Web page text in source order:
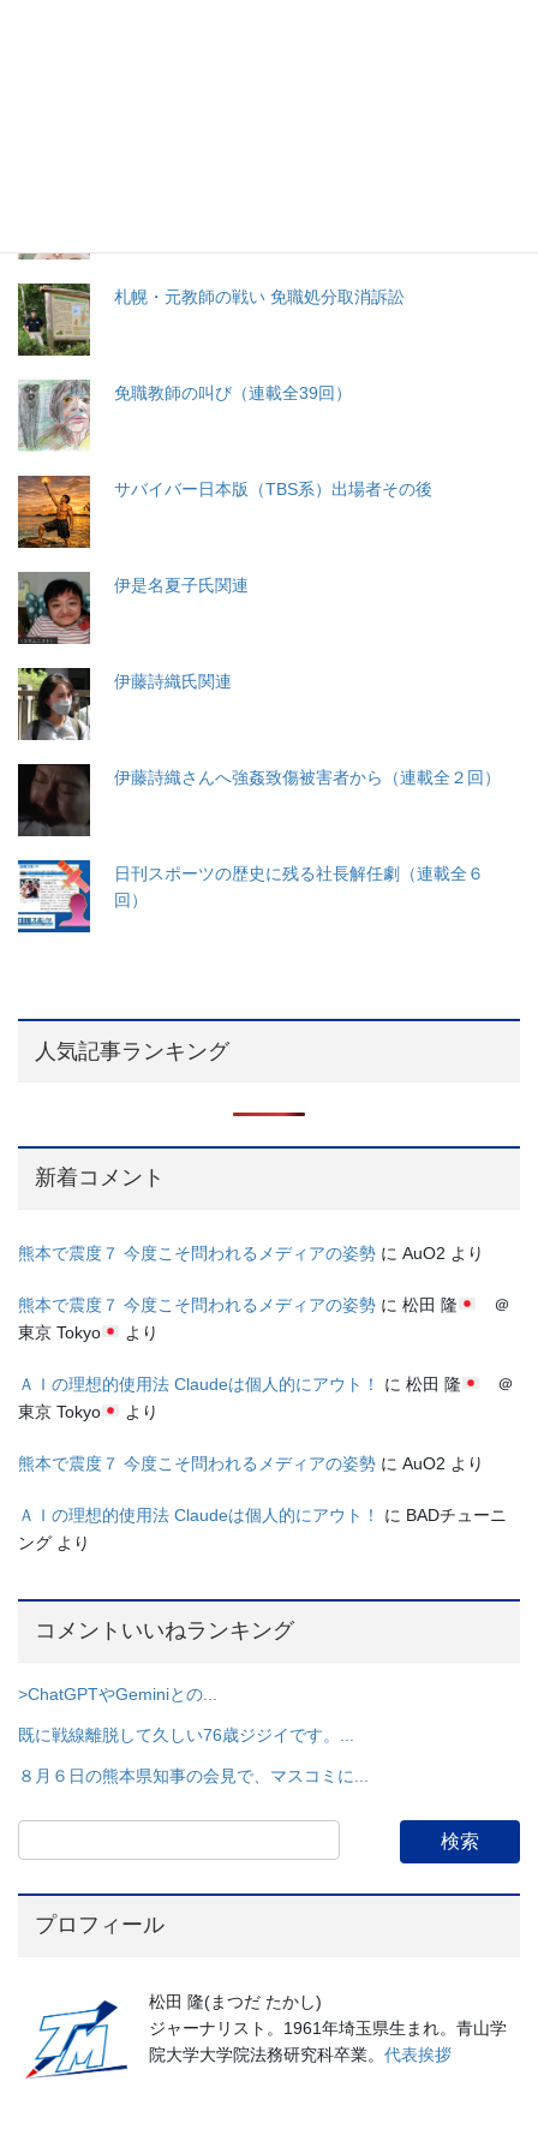
札幌・元教師の戦い 免職処分取消訴訟
免職教師の叫び（連載全39回）
サバイバー日本版（TBS系）出場者その後
伊是名夏子氏関連
伊藤詩織氏関連
伊藤詩織さんへ強姦致傷被害者から（連載全２回）
日刊スポーツの歴史に残る社長解任劇（連載全６
回）
人気記事ランキング
新着コメント
熊本で震度７ 今度こそ問われるメディアの姿勢 に AuO2 より
熊本で震度７ 今度こそ問われるメディアの姿勢 に 松田 隆
＠
東京 Tokyo
より
ＡＩの理想的使用法 Claudeは個人的にアウト！ に 松田 隆
＠
東京 Tokyo
より
熊本で震度７ 今度こそ問われるメディアの姿勢 に AuO2 より
ＡＩの理想的使用法 Claudeは個人的にアウト！ に BADチューニ
ング より
コメントいいねランキング
>ChatGPTやGeminiとの...
既に戦線離脱して久しい76歳ジジイです。...
８月６日の熊本県知事の会見で、マスコミに...
プロフィール
松田 隆(まつだ たかし)
ジャーナリスト。1961年埼玉県生まれ。青山学
院大学大学院法務研究科卒業。 代表挨拶